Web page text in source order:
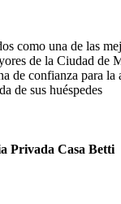
como una de las
de la Ciudad de
de confianza para la
de sus huéspedes
Privada Casa Betti